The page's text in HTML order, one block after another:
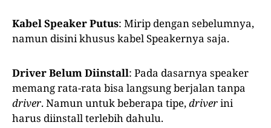
Kabel Speaker Putus: Mirip dengan sebelumnya,
namun disini khusus kabel Speakernya saja.
Driver Belum Diinstall: Pada dasarnya speaker
memang rata-rata bisa langsung berjalan tanpa
driver. Namun untuk beberapa tipe,driverini
harus diinstall terlebih dahulu.